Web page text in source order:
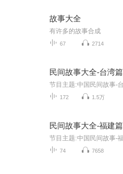
故事大全
有许多的故事合成
67 2714
民间故事大全-台湾篇
172 1.5万
民间故事大全-福建篇
74 7658